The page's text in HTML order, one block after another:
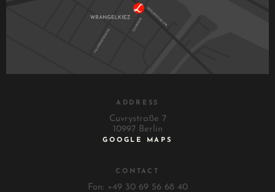
ADDRESS
Cuvrystraße 7
10997 Berlin
GOOGLE MAPS
CONTACT
Fon: +49 30 69 56 68 40